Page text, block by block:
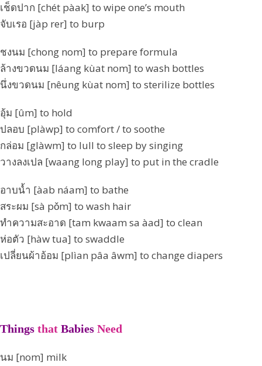
เช็ดปาก [chét pàak] to wipe one’s mouth
จับเรอ [jàp rer] to burp
ชงนม [chong nom] to prepare formula
ล้างขวดนม [láang kùat nom] to wash bottles
นึ่งขวดนม [nêung kùat nom] to sterilize bottles
อุ้ม [ûm] to hold
ปลอบ [plàwp] to comfort / to soothe
กล่อม [glàwm] to lull to sleep by singing
วางลงเปล [waang long play] to put in the cradle
อาบน้ำ [àab náam] to bathe
สระผม [sà pǒm] to wash hair
ทำความสะอาด [tam kwaam sa àad] to clean
ห่อตัว [hàw tua] to swaddle
เปลี่ยนผ้าอ้อม [plìan pâa âwm] to change diapers
Things that Babies Need
นม [nom] milk